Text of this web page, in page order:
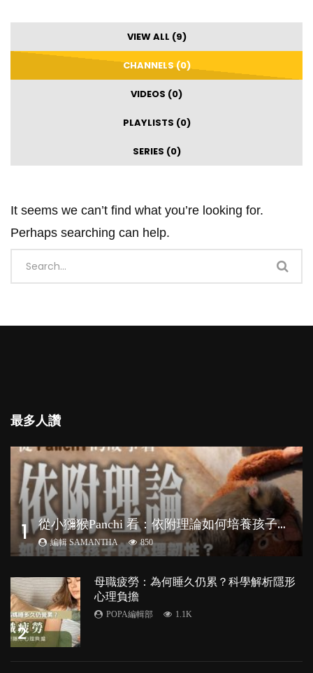
VIEW ALL (9)
CHANNELS (0)
VIDEOS (0)
PLAYLISTS (0)
SERIES (0)
It seems we can’t find what you’re looking for.
Perhaps searching can help.
最多人讚
1 從
小獼猴Panchi 看：依附理論如何培養孩子心理韌性？
編輯 SAMANTHA 850
2
母職疲勞：為何睡久仍累？科學解析隱形
心理負擔
POPA編輯部 1.1K